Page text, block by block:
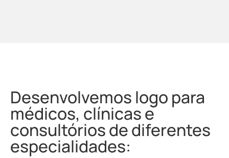
Desenvolvemos logo para
médicos, clínicas e
consultórios de diferentes
especialidades: